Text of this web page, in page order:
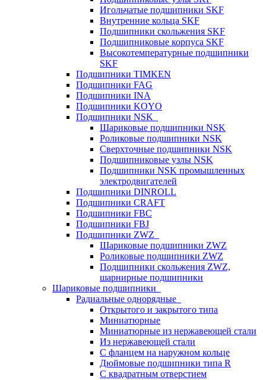
Игольчатые подшипники SKF
Внутренние кольца SKF
Подшипники скольжения SKF
Подшипниковые корпуса SKF
Высокотемпературные подшипники
SKF
Подшипники TIMKEN
Подшипники FAG
Подшипники INA
Подшипники KOYO
Подшипники NSK
Шариковые подшипники NSK
Роликовые подшипники NSK
Сверхточные подшипники NSK
Подшипниковые узлы NSK
Подшипники NSK промышленных
электродвигателей
Подшипники DINROLL
Подшипники CRAFT
Подшипники FBC
Подшипники FBJ
Подшипники ZWZ
Шариковые подшипники ZWZ
Роликовые подшипники ZWZ
Подшипники скольжения ZWZ,
шарнирные подшипники
Шариковые подшипники
Радиальные однорядные
Открытого и закрытого типа
Миниатюрные
Миниатюрные из нержавеющей стали
Из нержавеющей стали
С фланцем на наружном кольце
Дюймовые подшипники типа R
С квадратным отверстием